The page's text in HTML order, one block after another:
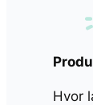
Hvor